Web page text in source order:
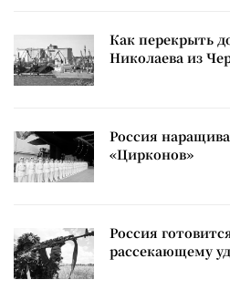
Как перекрыть
Николаева из
Россия
«Цирконов»
Россия
рассекающему